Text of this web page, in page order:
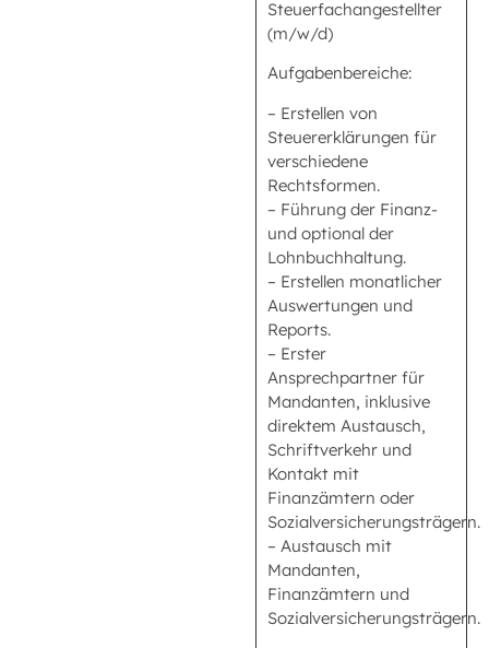
Steuerfachangestellter
(m/w/d)
Aufgabenbereiche:
– Erstellen von
Steuererklärungen für
verschiedene
Rechtsformen.
– Führung der Finanz-
und optional der
Lohnbuchhaltung.
– Erstellen monatlicher
Auswertungen und
Reports.
– Erster
Ansprechpartner für
Mandanten, inklusive
direktem Austausch,
Schriftverkehr und
Kontakt mit
Finanzämtern oder
Sozialversicherungsträgern.
– Austausch mit
Mandanten,
Finanzämtern und
Sozialversicherungsträgern.